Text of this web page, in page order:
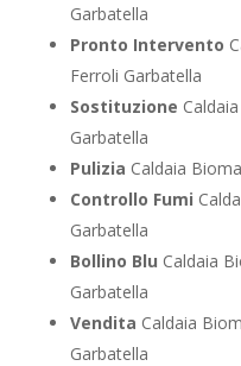
Garbatella
Pronto Intervento
Ferroli Garbatella
Sostituzione
Garbatella
Pulizia Caldaia
Controllo Fumi
Garbatella
Bollino Blu Caldaia
Garbatella
Vendita Caldaia
Garbatella